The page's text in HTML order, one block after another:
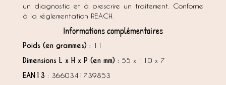
un diagnostic et à prescrire un traitement. Conforme
à la réglementation REACH.
Informations complémentaires
Poids (en grammes) : 11
Dimensions L x H x P (en mm) : 55 x 110 x 7
EAN13 : 3660341739853